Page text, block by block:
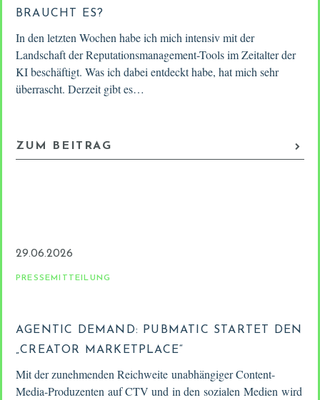
BRAUCHT ES?
In den letzten Wochen habe ich mich intensiv mit der
Landschaft der Reputationsmanagement-Tools im Zeitalter der
KI beschäftigt. Was ich dabei entdeckt habe, hat mich sehr
überrascht. Derzeit gibt es…
ZUM BEITRAG
29.06.2026
PRESSEMITTEILUNG
AGENTIC DEMAND: PUBMATIC STARTET DEN
„CREATOR MARKETPLACE“
Mit der zunehmenden Reichweite unabhängiger Content-
Media-Produzenten auf CTV und in den sozialen Medien wird